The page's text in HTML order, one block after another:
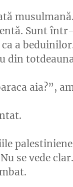
Sunt
a
din
aia?”,
se vede